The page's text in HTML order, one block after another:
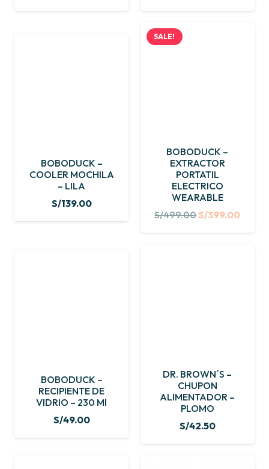
BOBODUCK –
COOLER MOCHILA
– LILA
S/139.00
SALE!
BOBODUCK –
EXTRACTOR
PORTATIL
ELECTRICO
WEARABLE
S/499.00Original
price
S/399.00
price
BOBODUCK –
RECIPIENTE DE
VIDRIO – 230 Ml
S/49.00
DR. BROWN´S –
CHUPON
ALIMENTADOR –
PLOMO
S/42.50